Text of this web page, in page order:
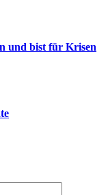
und bist für Krisen